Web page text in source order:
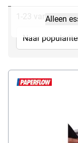
Alleen
1-23 van 23